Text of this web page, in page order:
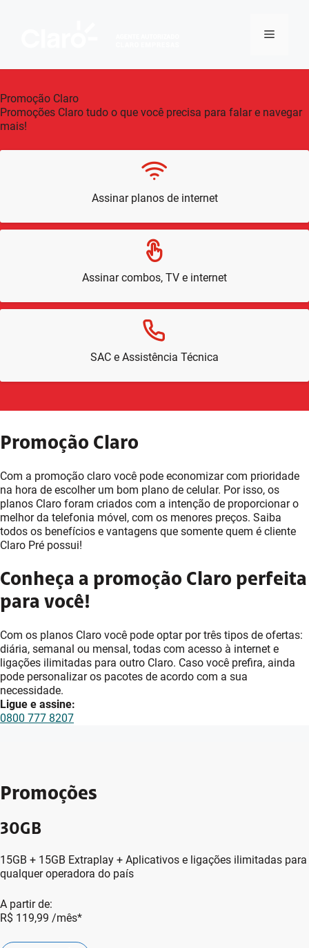
Menu
Promoção Claro
Promoções Claro tudo o que você precisa para falar e navegar
mais!
Assinar planos de internet
Assinar combos, TV e internet
SAC e Assistência Técnica
Promoção Claro
Com a promoção claro você pode economizar com prioridade
na hora de escolher um bom plano de celular. Por isso, os
planos Claro foram criados com a intenção de proporcionar o
melhor da telefonia móvel, com os menores preços. Saiba
todos os benefícios e vantagens que somente quem é cliente
Claro Pré possui!
Conheça a promoção Claro perfeita
para você!
Com os planos Claro você pode optar por três tipos de ofertas:
diária, semanal ou mensal, todas com acesso à internet e
ligações ilimitadas para outro Claro. Caso você prefira, ainda
pode personalizar os pacotes de acordo com a sua
necessidade.
Ligue e assine:
0800 777 8207
Promoções
30GB
15GB + 15GB Extraplay + Aplicativos e ligações ilimitadas para
qualquer operadora do país
A partir de:
R$ 119,99 /mês*